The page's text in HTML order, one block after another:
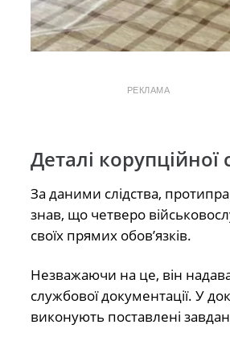
РЕКЛАМА
Деталі корупційної
За даними слідства,
знав, що четверо
своїх прямих обов’язків.
Незважаючи на це, він
службової документації. У
виконують поставлені